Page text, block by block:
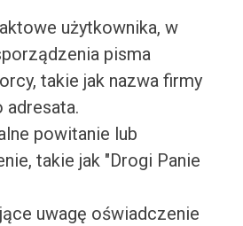
użytkownika, w
pisma
takie jak nazwa firmy
adresata.
powitanie lub
takie jak "Drogi Panie
uwagę oświadczenie